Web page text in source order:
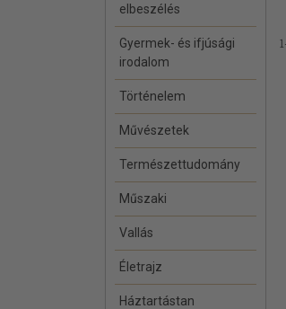
elbeszélés
Gyermek- és ifjúsági
irodalom
Történelem
Művészetek
Természettudomány
Műszaki
Vallás
Életrajz
Háztartástan